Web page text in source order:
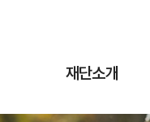
재단소개